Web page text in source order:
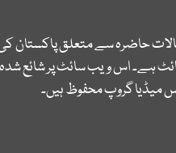
حاضرہ سے متعلق پاکستان
ہے۔ اس ویب سائٹ پر شائع شدہ
میڈیا گروپ محفوظ ہیں۔